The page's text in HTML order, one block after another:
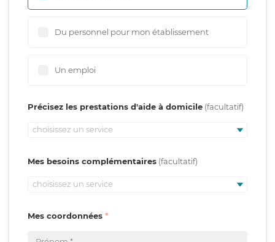
Du personnel pour mon établissement
Un emploi
Précisez les prestations d'aide à domicile
choisissez un service
Mes besoins complémentaires
choisissez un service
Mes coordonnées